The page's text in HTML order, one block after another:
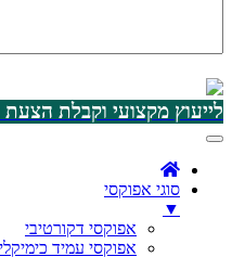
לייעוץ מקצועי וקבלת
סוגי אפוקסי
▼
אפוקסי דקורטיבי
אפוקסי עמיד